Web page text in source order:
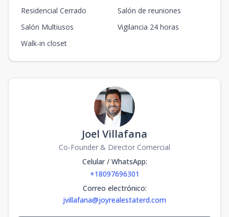
Residencial Cerrado
Salón de reuniones
Salón Multiusos
Vigilancia 24 horas
Walk-in closet
Joel Villafana
Co-Founder & Director Comercial
Celular / WhatsApp:
+18097696301
Correo electrónico:
jvillafana@joyrealestaterd.com